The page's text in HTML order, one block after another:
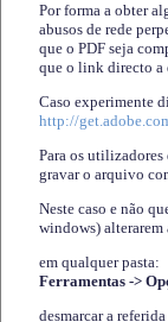
Por forma a obter
abusos de rede
que o PDF seja
que o link directo a
Caso experimente
http://
Para os utilizadores
gravar o arquivo
Neste caso e não
windows) alterarem
em qualquer pasta:
Ferramentas ->
desmarcar a